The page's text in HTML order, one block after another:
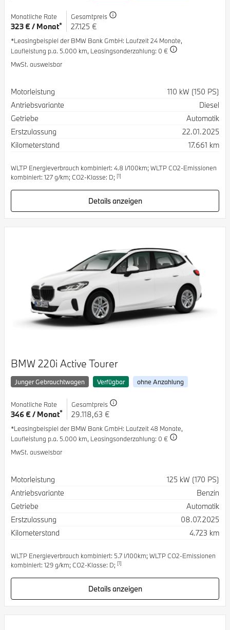
Monatliche Rate
323 € / Monat*
Gesamtpreis
27.125 €
*Leasingbeispiel der BMW Bank GmbH: Laufzeit 24 Monate,
Laufleistung p.a. 5.000 km, Leasingsonderzahlung: 0 €
MwSt. ausweisbar
Spezifikation
Motorleistung
110 kW (150 PS)
Antriebsvariante
Diesel
Getriebe
Automatik
Erstzulassung
22.01.2025
Kilometerstand
17.661 km
WLTP Energieverbrauch kombiniert: 4.8 l/100km; WLTP CO2-Emissionen
kombiniert: 127 g/km; CO2-Klasse: D; [1]
Details anzeigen
BMW 220i Active Tourer
Junger Gebrauchtwagen Verfügbar ohne Anzahlung
Monatliche Rate
346 € / Monat*
Gesamtpreis
29.118,63 €
*Leasingbeispiel der BMW Bank GmbH: Laufzeit 48 Monate,
Laufleistung p.a. 5.000 km, Leasingsonderzahlung: 0 €
MwSt. ausweisbar
Spezifikation
Motorleistung
125 kW (170 PS)
Antriebsvariante
Benzin
Getriebe
Automatik
Erstzulassung
08.07.2025
Kilometerstand
4.723 km
WLTP Energieverbrauch kombiniert: 5.7 l/100km; WLTP CO2-Emissionen
kombiniert: 129 g/km; CO2-Klasse: D; [1]
Details anzeigen